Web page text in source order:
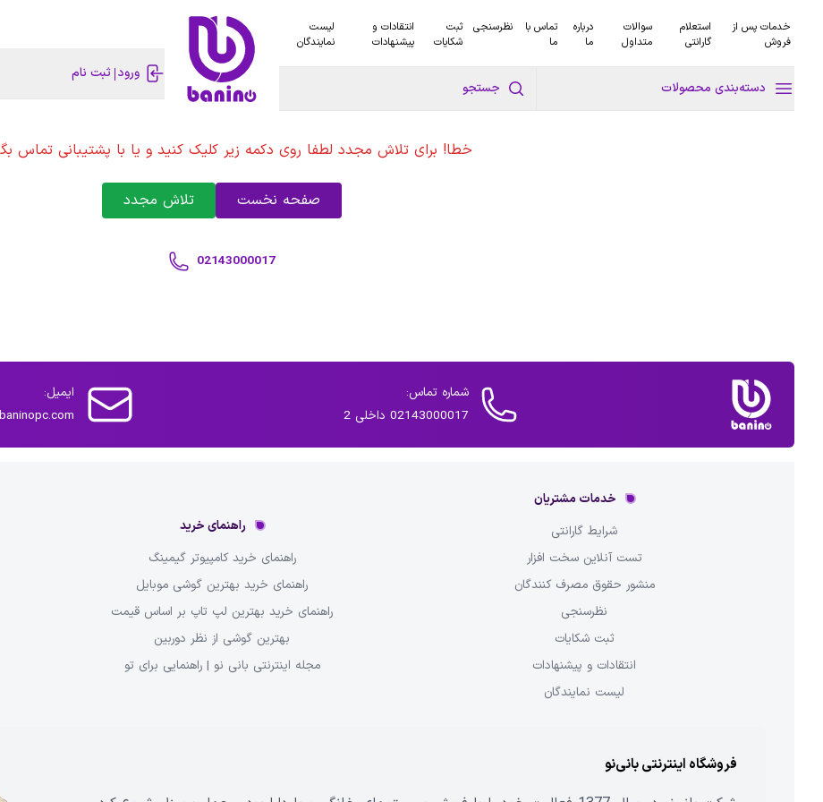
خدمات پس از
فروش
استعلام
گارانتی
سوالات
متداول
درباره
ما
تماس با
ما
نظرسنجی
ثبت
شکایات
انتقادات و
پیشنهادات
لیست
نمایندگان
دسته‌بندی محصولات جستجو
ورود ثبت نام
خطا! برای تلاش مجدد لطفا روی دکمه زیر کلیک کنید و یا با پشتیبانی تماس
صفحه نخست تلاش مجدد
02143000017
شماره تماس:
02143000017 داخلی 2
ایمیل:
خدمات مشتریان
شرایط گارانتی
تست آنلاین سخت افزار
منشور حقوق مصرف کنندگان
نظرسنجی
ثبت شکایات
انتقادات و پیشنهادات
لیست نمایندگان
راهنمای خرید
راهنمای خرید کامپیوتر گیمینگ
راهنمای خرید بهترین گوشی موبایل
راهنمای خرید بهترین لپ تاپ بر اساس قیمت
بهترین گوشی از نظر دوربین
مجله اینترنتی بانی نو | راهنمایی برای تو
فروشگاه اینترنتی بانی‌نو